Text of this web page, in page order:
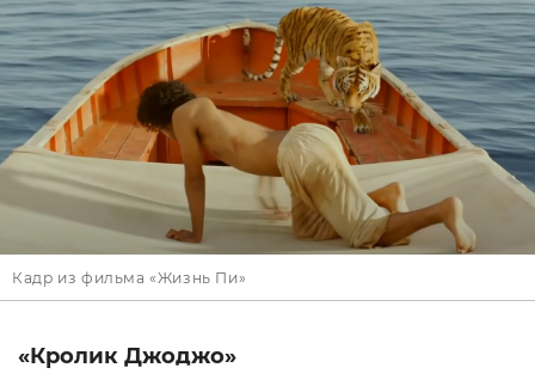
Кадр из фильма «Жизнь Пи»
«Кролик Джоджо»